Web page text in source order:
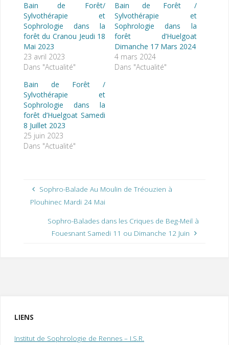
Bain de Forêt/
Sylvothérapie et
Sophrologie dans la
forêt du Cranou Jeudi 18
Mai 2023
23 avril 2023
Dans "Actualité"
Bain de Forêt /
Sylvothérapie et
Sophrologie dans la
forêt d’Huelgoat
Dimanche 17 Mars 2024
4 mars 2024
Dans "Actualité"
Bain de Forêt /
Sylvothérapie et
Sophrologie dans la
forêt d’Huelgoat Samedi
8 Juillet 2023
25 juin 2023
Dans "Actualité"
Sophro-Balade Au Moulin de Tréouzien à
Plouhinec Mardi 24 Mai
Sophro-Balades dans les Criques de Beg-Meil à
Fouesnant Samedi 11 ou Dimanche 12 Juin
LIENS
Institut de Sophrologie de Rennes – I.S.R.